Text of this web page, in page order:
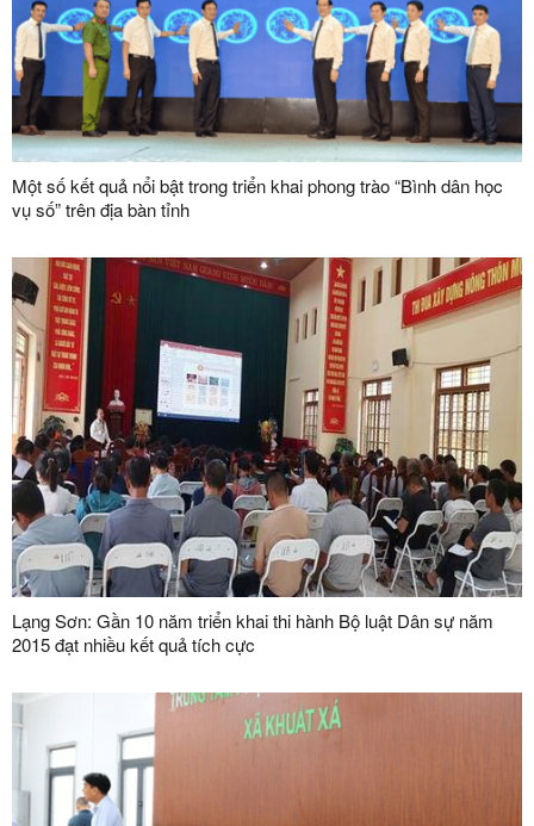
Một số kết quả nổi bật trong triển khai phong trào “Bình dân học
vụ số” trên địa bàn tỉnh
Lạng Sơn: Gần 10 năm triển khai thi hành Bộ luật Dân sự năm
2015 đạt nhiều kết quả tích cực